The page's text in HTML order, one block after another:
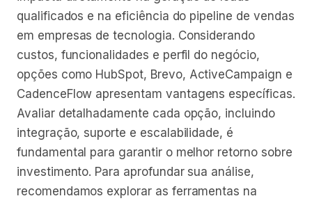
qualificados e na eficiência do pipeline de vendas
em empresas de tecnologia. Considerando
custos, funcionalidades e perfil do negócio,
opções como HubSpot, Brevo, ActiveCampaign e
CadenceFlow apresentam vantagens específicas.
Avaliar detalhadamente cada opção, incluindo
integração, suporte e escalabilidade, é
fundamental para garantir o melhor retorno sobre
investimento. Para aprofundar sua análise,
recomendamos explorar as ferramentas na